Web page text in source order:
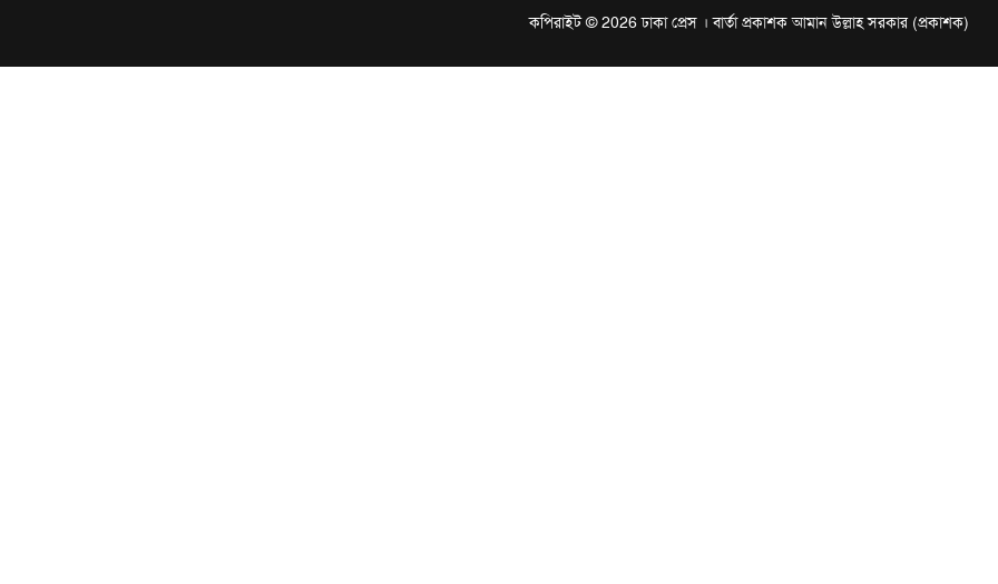
কপিরাইট © 2026 ঢাকা প্রেস । বার্তা প্রকাশক আমান উল্লাহ সরকার (প্রকাশক)